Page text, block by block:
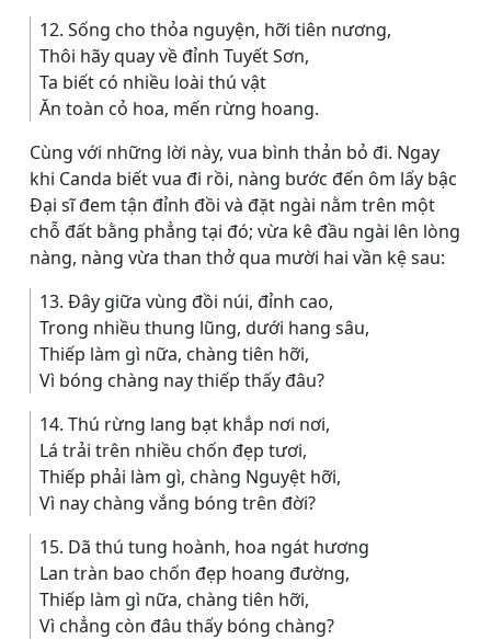
12. Sống cho thỏa nguyện, hỡi tiên nương,
Thôi hãy quay về đỉnh Tuyết Sơn,
Ta biết có nhiều loài thú vật
Ăn toàn cỏ hoa, mến rừng hoang.
Cùng với những lời này, vua bình thản bỏ đi. Ngay
khi Canda biết vua đi rồi, nàng bước đến ôm lấy bậc
Ðại sĩ đem tận đỉnh đồi và đặt ngài nằm trên một
chỗ đất bằng phẳng tại đó; vừa kê đầu ngài lên lòng
nàng, nàng vừa than thở qua mười hai vần kệ sau:
13. Ðây giữa vùng đồi núi, đỉnh cao,
Trong nhiều thung lũng, dưới hang sâu,
Thiếp làm gì nữa, chàng tiên hỡi,
Vì bóng chàng nay thiếp thấy đâu?
14. Thú rừng lang bạt khắp nơi nơi,
Lá trải trên nhiều chốn đẹp tươi,
Thiếp phải làm gì, chàng Nguyệt hỡi,
Vì nay chàng vắng bóng trên đời?
15. Dã thú tung hoành, hoa ngát hương
Lan tràn bao chốn đẹp hoang đường,
Thiếp làm gì nữa, chàng tiên hỡi,
Vì chẳng còn đâu thấy bóng chàng?